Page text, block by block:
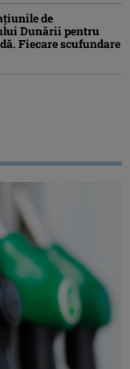
de
Dunării pentru
Fiecare scufundare